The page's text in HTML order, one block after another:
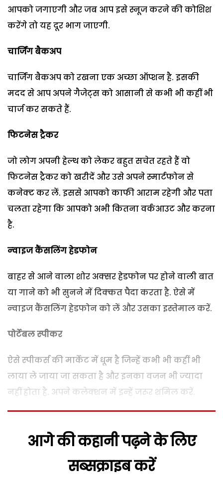
आपको जगाएगी और जब आप इसे स्‍नूज करने की कोशिश
करेंगे तो यह दूर भाग जाएगी.
चार्जिंग बैकअप
चार्जिंग बैकअप को रखना एक अच्‍छा ऑप्‍शन है. इसकी
मदद से आप अपने गैजेट्स को आसानी से कभी भी कहीं भी
चार्ज कर सकते हैं.
फिटनेस ट्रैकर
जो लोग अपनी हेल्‍थ को लेकर बहुत सचेत रहते हैं वो
फिटनेस ट्रैकर को खरीदें और उसे अपने स्‍मार्टफोन से
कनेक्‍ट कर लें. इससे आपको काफी आराम रहेगी और पता
चलता रहेगा कि आपको अभी कितना वर्कआउट और करना
है.
न्‍वाइज कैंसलिंग हेडफोन
बाहर से आने वाला शोर अक्‍सर हेडफोन पर होने वाली बात
या गाने को भी सुनने में दिक्‍कत पैदा करता है. ऐसे में
न्‍वाइज कैंसलिंग हेडफोन को लें और उसका इस्‍तेमाल करें.
पोर्टेबल स्‍पीकर
ऐसे स्‍पीकर्स की मार्केट में धूम है जिन्‍हें कभी भी कहीं भी
लाया ले जाया जा सकता है और इनका वजन भी ज्‍यादा
नहीं होता है. अपने कलेक्‍शन में इन्‍हें जरूर शमिल करें.
आगे की कहानी पढ़ने के लिए
सब्सक्राइब करें